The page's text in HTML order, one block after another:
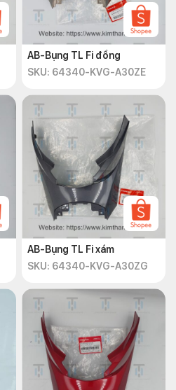
AB-Bụng TL Fi đồng
SKU: 64340-KVG-A30ZE
AB-Bụng TL Fi xám
SKU: 64340-KVG-A30ZG